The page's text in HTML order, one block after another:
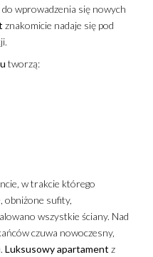
wprowadzenia się nowych
znakomicie nadaje się pod
tworzą:
w trakcie którego
obniżone sufity,
wszystkie ściany. Nad
czuwa nowoczesny,
Luksusowyapartament z